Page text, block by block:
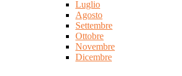
Luglio
Agosto
Settembre
Ottobre
Novembre
Dicembre